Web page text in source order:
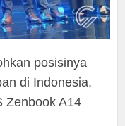
posisinya
di Indonesia,
Zenbook A14